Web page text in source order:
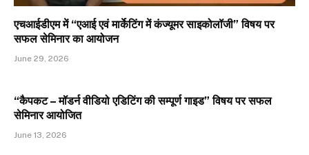
एचआईडीएम में “एआई एवं मार्केटिंग में कंज्यूमर साइकोलॉजी” विषय पर
सफल सेमिनार का आयोजन
June 29, 2026
“कैपकट – मॉडर्न वीडियो एडिटिंग की सम्पूर्ण गाइड” विषय पर सफल
सेमिनार आयोजित
June 13, 2026